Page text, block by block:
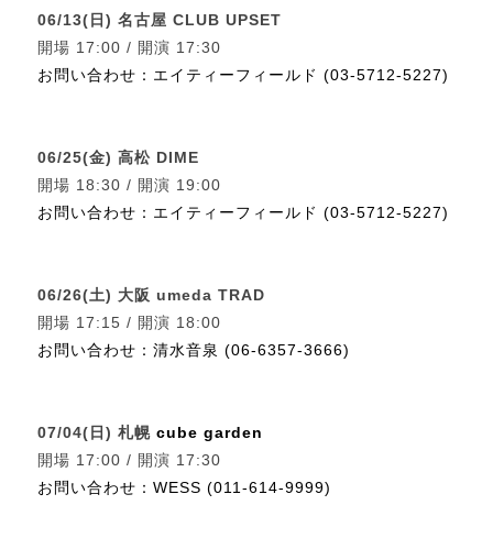
06/13(日) 名古屋 CLUB UPSET
開場 17:00 / 開演 17:30
お問い合わせ：エイティーフィールド (03-5712-5227)
06/25(金) 高松 DIME
開場 18:30 / 開演 19:00
お問い合わせ：エイティーフィールド (03-5712-5227)
06/26(土) 大阪 umeda TRAD
開場 17:15 / 開演 18:00
お問い合わせ：清水音泉 (06-6357-3666)
07/04(日) 札幌cube garden
開場 17:00 / 開演 17:30
お問い合わせ：WESS (011-614-9999)